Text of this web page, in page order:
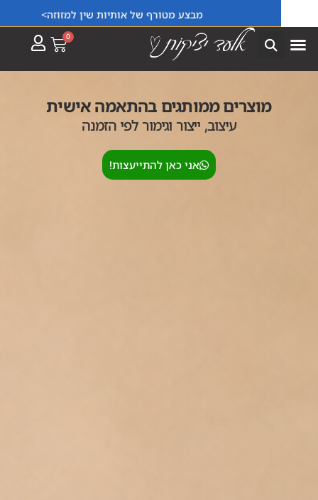
מבצע מטורף של אותיות שין למזוזה>
מוצרים ממותגים בהתאמה אישית
עיצוב, ייצור וגימור לפי הזמנה
אני כאן להתייעצות!